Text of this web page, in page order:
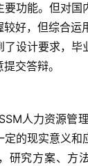
要功能。但对国
好，但综合运
设计要求，毕
交答辩。
人力资源管
定的现实意义和
研究方案、方